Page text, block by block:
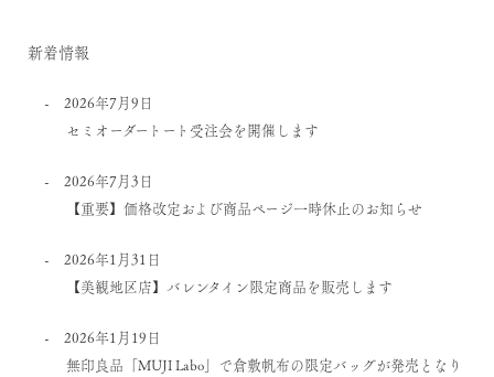
新着情報
2026年7月9日
セミオーダートート受注会を開催します
2026年7月3日
【重要】価格改定および商品ページ一時休止のお知らせ
2026年1月31日
【美観地区店】バレンタイン限定商品を販売します
2026年1月19日
無印良品「MUJI Labo」で倉敷帆布の限定バッグが発売となり